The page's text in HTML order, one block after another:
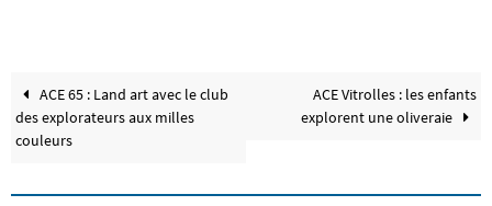
ACE 65 : Land art avec le club
des explorateurs aux milles
couleurs
ACE Vitrolles : les enfants
explorent une oliveraie